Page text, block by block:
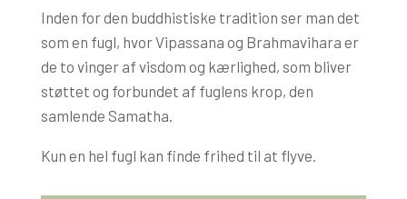
Inden for den buddhistiske tradition ser man det
som en fugl, hvor Vipassana og Brahmavihara er
de to vinger af visdom og kærlighed, som bliver
støttet og forbundet af fuglens krop, den
samlende Samatha.
Kun en hel fugl kan finde frihed til at flyve.